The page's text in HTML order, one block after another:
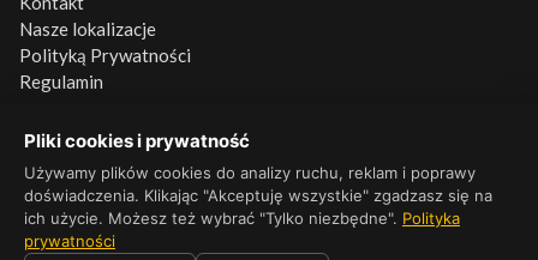
Pliki cookies i prywatność
Używamy plików cookies do analizy ruchu, reklam i poprawy
doświadczenia. Klikając "Akceptuję wszystkie" zgadzasz się na
ich użycie. Możesz też wybrać "Tylko niezbędne". Polityka
prywatności
Nasze lokalizacje
Polityką Prywatności
Regulamin
KONTAKT
+48 660 500 600
Pn–Pt 8:00–16:00